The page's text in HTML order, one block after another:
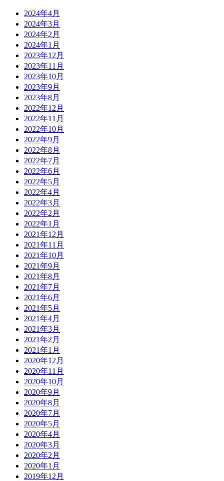
2024年4月
2024年3月
2024年2月
2024年1月
2023年12月
2023年11月
2023年10月
2023年9月
2023年8月
2022年12月
2022年11月
2022年10月
2022年9月
2022年8月
2022年7月
2022年6月
2022年5月
2022年4月
2022年3月
2022年2月
2022年1月
2021年12月
2021年11月
2021年10月
2021年9月
2021年8月
2021年7月
2021年6月
2021年5月
2021年4月
2021年3月
2021年2月
2021年1月
2020年12月
2020年11月
2020年10月
2020年9月
2020年8月
2020年7月
2020年5月
2020年4月
2020年3月
2020年2月
2020年1月
2019年12月